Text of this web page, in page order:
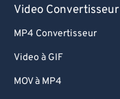
Video Convertisseur
MP4 Convertisseur
Video à GIF
MOV à MP4